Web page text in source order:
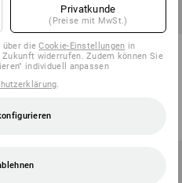
Verfügbare Größen
Multipocket-Hose e.s.ambition,
Damen
2 Farben
(m. MwSt.)
Privatkunde
(Preise mit MwSt.)
über dieCookie-Einstellungen in
widerrufen. Zudem können Sie
individuell anpassen